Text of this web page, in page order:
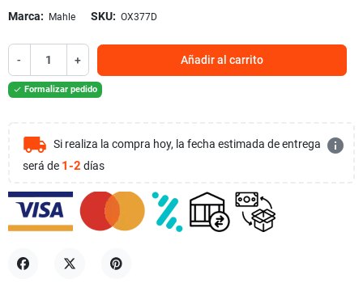
Marca: Mahle SKU: OX377D
- + Añadir al carrito
 Formalizar pedido
local_shipping Si realiza la compra hoy, la fecha estimada de entrega
será de 1-2 días
info